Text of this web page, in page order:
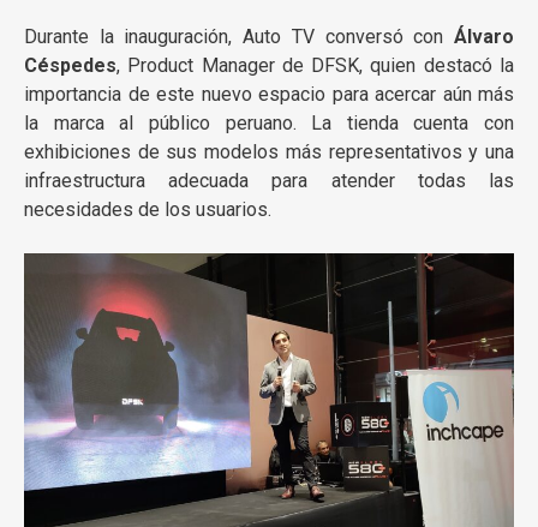
Durante la inauguración, Auto TV conversó con Álvaro
Céspedes, Product Manager de DFSK, quien destacó la
importancia de este nuevo espacio para acercar aún más
la marca al público peruano. La tienda cuenta con
exhibiciones de sus modelos más representativos y una
infraestructura adecuada para atender todas las
necesidades de los usuarios.